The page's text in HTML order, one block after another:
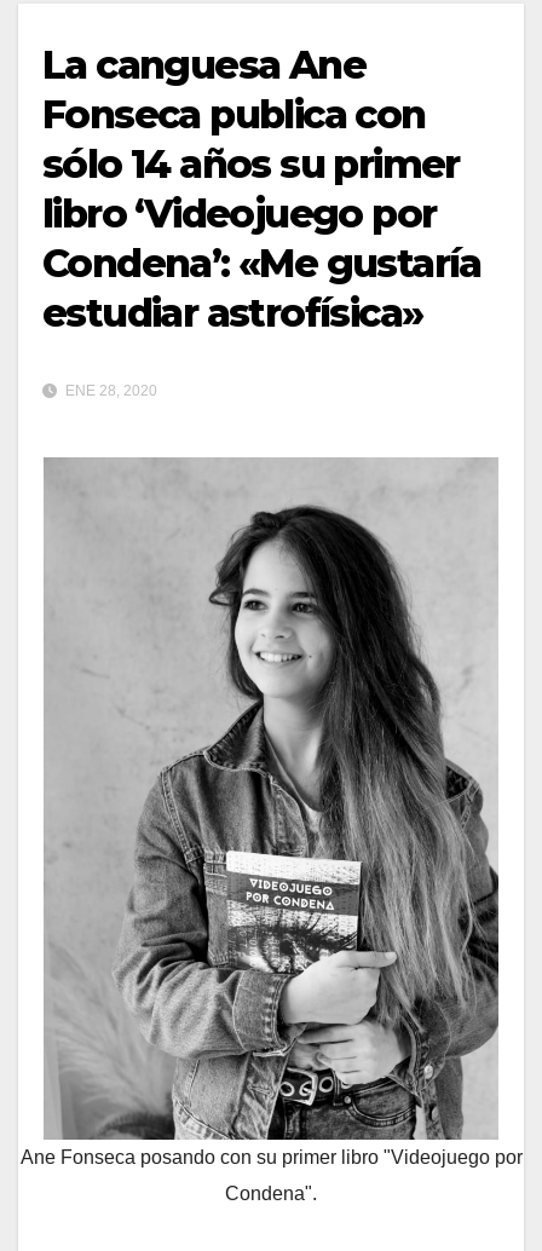
La canguesa Ane
Fonseca publica con
sólo 14 años su primer
libro ‘Videojuego por
Condena’: «Me gustaría
estudiar astrofísica»
ENE 28, 2020
Ane Fonseca posando con su primer libro "Videojuego por
Condena".